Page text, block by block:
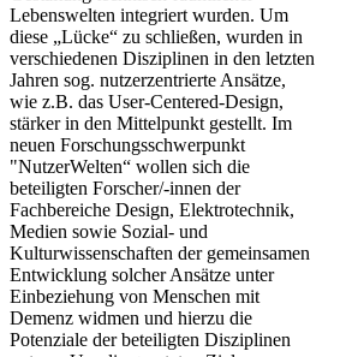
Lebenswelten integriert wurden. Um
diese „Lücke“ zu schließen, wurden in
verschiedenen Disziplinen in den letzten
Jahren sog. nutzerzentrierte Ansätze,
wie z.B. das User-Centered-Design,
stärker in den Mittelpunkt gestellt. Im
neuen Forschungsschwerpunkt
"NutzerWelten“ wollen sich die
beteiligten Forscher/-innen der
Fachbereiche Design, Elektrotechnik,
Medien sowie Sozial- und
Kulturwissenschaften der gemeinsamen
Entwicklung solcher Ansätze unter
Einbeziehung von Menschen mit
Demenz widmen und hierzu die
Potenziale der beteiligten Disziplinen